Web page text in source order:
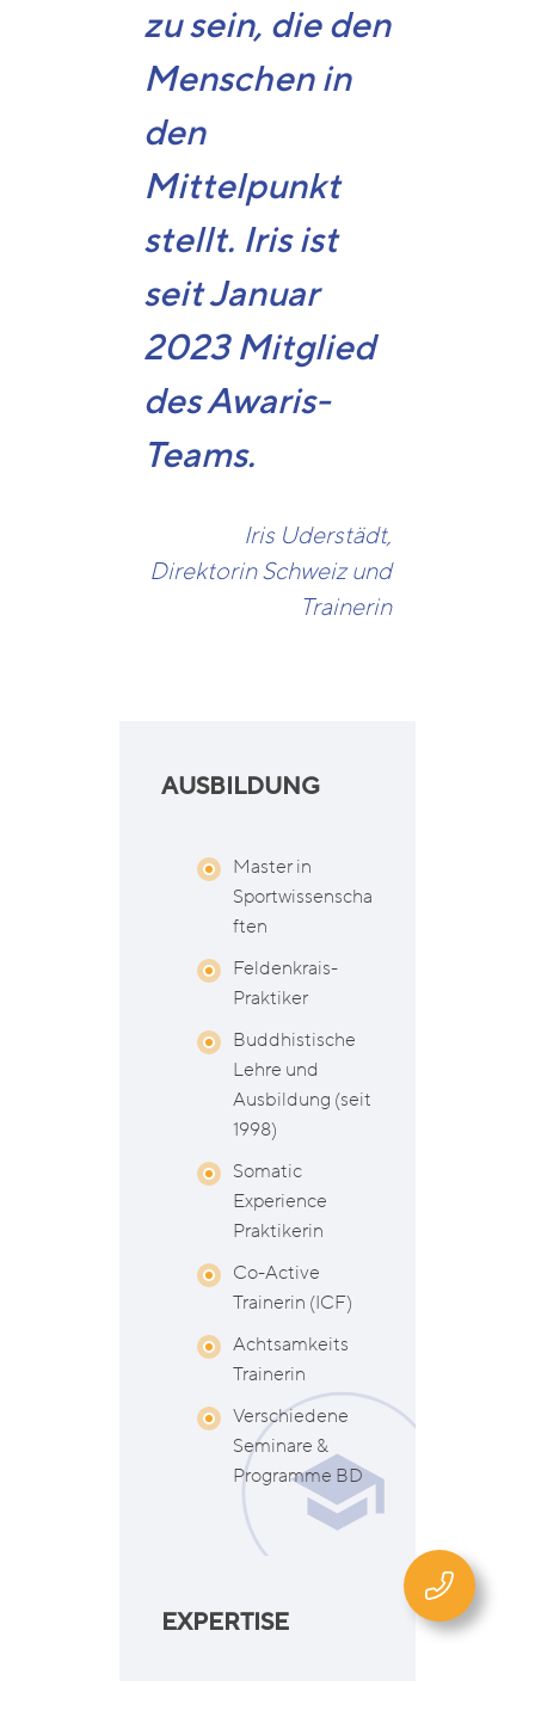
zu sein, die den
Menschen in
den
Mittelpunkt
stellt. Iris ist
seit Januar
2023 Mitglied
des Awaris-
Teams.
Iris Uderstädt,
Direktorin Schweiz und
Trainerin
AUSBILDUNG
Master in
Sportwissenscha
ften
Feldenkrais-
Praktiker
Buddhistische
Lehre und
Ausbildung (seit
1998)
Somatic
Experience
Praktikerin
Co-Active
Trainerin (ICF)
Achtsamkeits
Trainerin
Verschiedene
Seminare &
Programme BD
EXPERTISE